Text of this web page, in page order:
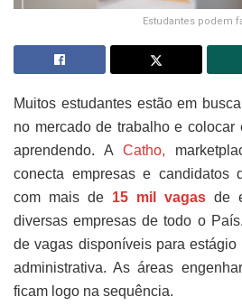
Estudantes podem
Muitos estudantes estão em
no mercado de trabalho e colocar
aprendendo. A Catho,
conecta empresas e candidatos
com mais de 15 mil vagas de
diversas empresas de todo o
de vagas disponíveis para
administrativa. As áreas
ficam logo na sequência.